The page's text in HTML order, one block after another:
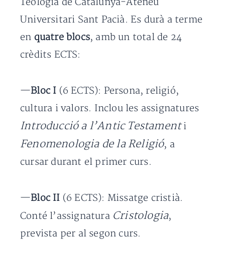
Universitari Sant Pacià. Es durà a terme
en quatre blocs, amb un total de 24
crèdits ECTS:
—Bloc I (6 ECTS): Persona, religió,
cultura i valors. Inclou les assignatures
Introducció a l’Antic Testamenti
Fenomenologia de la Religió, a
cursar durant el primer curs.
—Bloc II (6 ECTS): Missatge cristià.
Conté l’assignatura Cristologia,
prevista per al segon curs.